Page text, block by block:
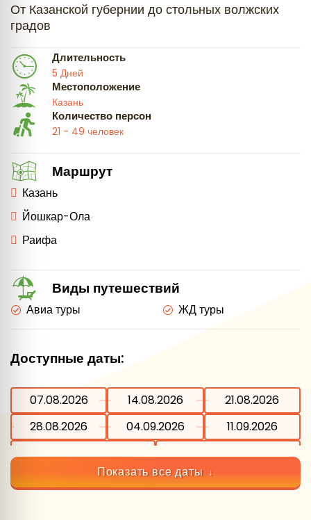
От Казанской губернии до стольных волжских
градов
Длительность
5 Дней
Местоположение
Казань
Количество персон
21 - 49 человек
Маршрут
Казань
Йошкар-Ола
Раифа
Виды путешествий
Авиа туры ЖД туры
Доступные даты:
07.08.2026 14.08.2026
21.08.2026
28.08.2026
04.09.2026
11.09.2026
18.09.2026
25.09.2026
Показать все даты